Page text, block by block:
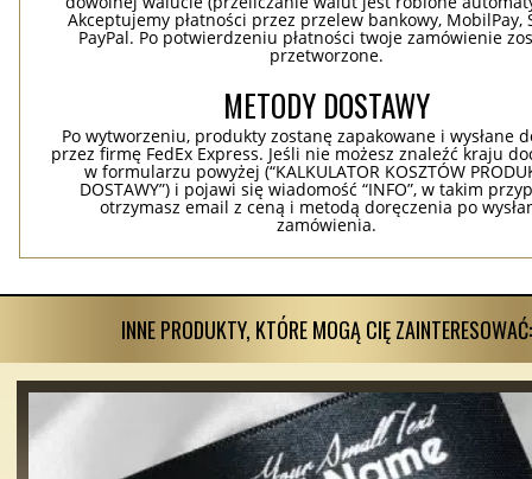
Akceptujemy płatności przez przelew bankowy, MobilPay,
PayPal. Po potwierdzeniu płatności twoje zamówienie
przetworzone.
METODY DOSTAWY
Po wytworzeniu, produkty zostanę zapakowane i wysłane
przez firmę FedEx Express. Jeśli nie możesz znaleźć kraju
w formularzu powyżej (“KALKULATOR KOSZTÓW
DOSTAWY”) i pojawi się wiadomość “INFO”, w takim
otrzymasz email z ceną i metodą doręczenia po
zamówienia.
INNE PRODUKTY, KTÓRE MOGĄ CIĘ ZAINTERESOWAĆ: